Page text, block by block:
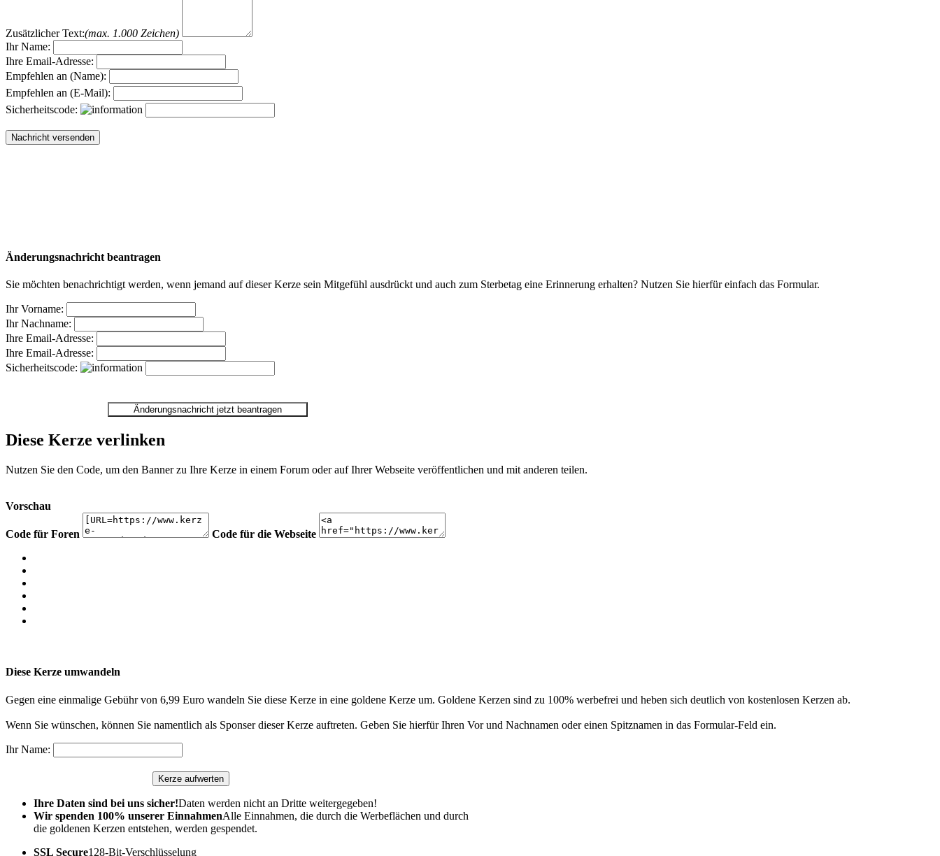
Zusätzlicher Text:(max. 1.000 Zeichen)
Ihr Name:
Ihre Email-Adresse:
Empfehlen an (Name):
Empfehlen an (E-Mail):
Sicherheitscode:
Änderungsnachricht beantragen
Sie möchten benachrichtigt werden, wenn jemand auf dieser Kerze sein Mitgefühl ausdrückt und auch zum Sterbetag eine Erinnerung erhalten? Nutzen Sie hierfür einfach das Formular.
Ihr Vorname:
Ihr Nachname:
Ihre Email-Adresse:
Ihre Email-Adresse:
Sicherheitscode:
Diese Kerze verlinken
Nutzen Sie den Code, um den Banner zu Ihre Kerze in einem Forum oder auf Ihrer Webseite veröffentlichen und mit anderen teilen.
Vorschau
Code für Foren Code für die Webseite
Diese Kerze umwandeln
Gegen eine einmalige Gebühr von 6,99 Euro wandeln Sie diese Kerze in eine goldene Kerze um. Goldene Kerzen sind zu 100% werbefrei und heben sich deutlich von kostenlosen Kerzen ab.
Wenn Sie wünschen, können Sie namentlich als Sponser dieser Kerze auftreten. Geben Sie hierfür Ihren Vor und Nachnamen oder einen Spitznamen in das Formular-Feld ein.
Ihr Name:
Ihre Daten sind bei uns sicher!Daten werden nicht an Dritte weitergegeben!
Wir spenden 100% unserer EinnahmenAlle Einnahmen, die durch die Werbeflächen und durch
die goldenen Kerzen entstehen, werden gespendet.
SSL Secure128-Bit-Verschlüsselung